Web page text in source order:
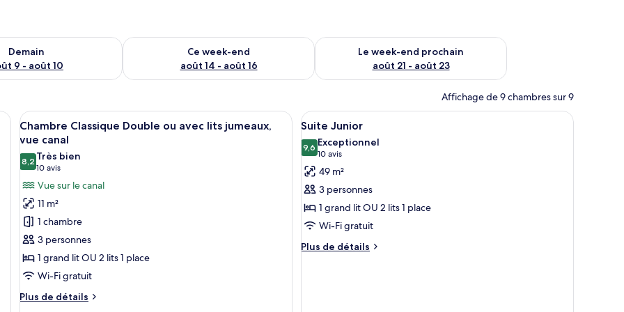
Demain
9 - août 10
pour demain août 9 - août 10
Ce week-end
août 14 - août 16
Vérifier la disponibilité pour ce week-end août 14 - août 16
Le week-end prochain
août 21 - août 23
Vérifier la disponibilité pour le week-end prochain août 21 -
Affichage de 9 chambres sur 9
un lit, une table de chevet, une lampe et une armoire.
Afficher
toutes
les
photos
pour
ce
type
de
chambre :
Chambre
Classique
Double
Une chambre d’hôtel avec un grand lit, un bureau avec une lampe et une chaise.
6
Chambre Classique Double ou avec lits jumeaux,
vue canal
8,28,2 sur 10
Très bien
10 avis
(10 avis)
Vue sur le canal
11 m²
1 chambre
3 personnes
1 grand lit OU 2 lits 1 place
Wi-Fi gratuit
Plus de détails
Plus
Afficher
toutes
les
photos
pour
ce
type
de
chambre :
Une chambre avec un lit, des rideaux, une
7
Suite Junior
9,69,6 sur 10
Exceptionnel
10 avis
(10 avis)
49 m²
3 personnes
1 grand lit OU 2 lits 1 place
Wi-Fi gratuit
Plus de détails
Plus